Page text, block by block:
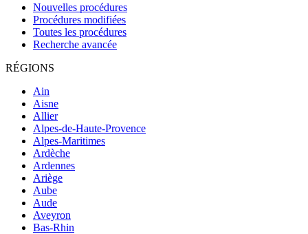
Nouvelles procédures
Procédures modifiées
Toutes les procédures
Recherche avancée
RÉGIONS
Ain
Aisne
Allier
Alpes-de-Haute-Provence
Alpes-Maritimes
Ardèche
Ardennes
Ariège
Aube
Aude
Aveyron
Bas-Rhin